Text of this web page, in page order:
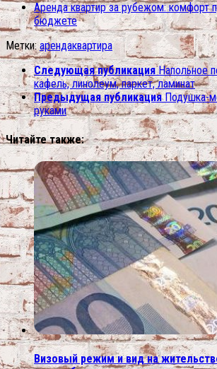
Аренда квартир за рубежом: комфорт
бюджете
Метки: арендаквартира
Следующая публикация Напольное
кафель, линолеум, паркет, ламинат
Предыдущая публикация Подушка-
руками
Читайте также:
Визовый режим и вид на